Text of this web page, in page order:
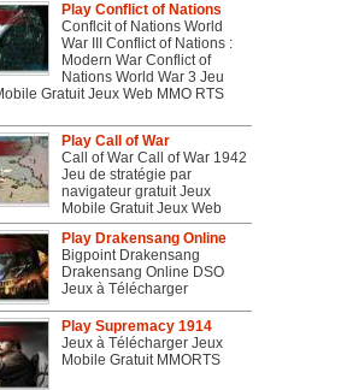
Play Conflict of Nations
Conflcit of Nations World
War III Conflict of Nations :
Modern War Conflict of
Nations World War 3 Jeu
Gratuit Jeux Web MMO RTS
Play Call of War
Call of War Call of War 1942
Jeu de stratégie par
navigateur gratuit Jeux
Mobile Gratuit Jeux Web
Play Drakensang Online
Bigpoint Drakensang
Drakensang Online DSO
Jeux à Télécharger
Play Supremacy 1914
Jeux à Télécharger Jeux
Mobile Gratuit MMORTS